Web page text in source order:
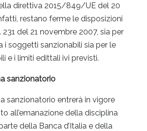
direttiva 2015/849/UE del 20
restano ferme le disposizioni
231 del 21 novembre 2007, sia per
i soggetti sanzionabili sia per le
e i limiti edittali ivi previsti.
sanzionatorio
sanzionatorio entrerà in vigore
all’emanazione della disciplina
della Banca d’Italia e della